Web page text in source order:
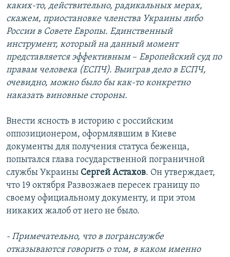
каких-то, действительно, радикальных мерах,
скажем, приостановке членства Украины либо
России в Совете Европы. Единственный
инструмент, который на данный момент
представляется эффективным – Европейский суд по
правам человека (ЕСПЧ). Выиграв дело в ЕСПЧ,
очевидно, можно было бы как-то конкретно
наказать виновные стороны.
Внести ясность в историю с российским
оппозиционером, оформлявшим в Киеве
документы для получения статуса беженца,
попытался глава государственной пограничной
службы Украины Сергей Астахов. Он утверждает,
что 19 октября Развозжаев пересек границу по
своему официальному документу, и при этом
никаких жалоб от него не было.
- Примечательно, что в погранслужбе
отказываются говорить о том, в каком именно